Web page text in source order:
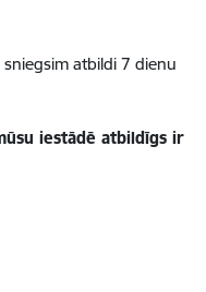
atbildi 7 dienu
iestādē atbildīgs ir